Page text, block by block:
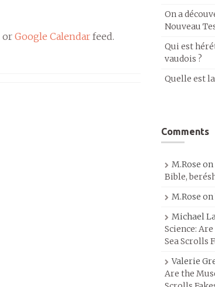
or Google Calendar feed.
On a
Nouveau
Qui est
vaudois ?
Quelle est
Comments
M.Rose on
Bible,
M.Rose on
Michael
Science:
Sea Scrolls
Valerie
Are the